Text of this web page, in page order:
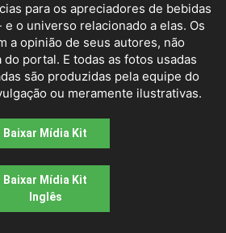
para os apreciadores de bebidas
o universo relacionado a elas. Os
a opinião de seus autores, não
portal. E todas as fotos usadas
são produzidas pela equipe do
ou meramente ilustrativas.
Baixar Mídia Kit
Baixar Mídia Kit
Inglês